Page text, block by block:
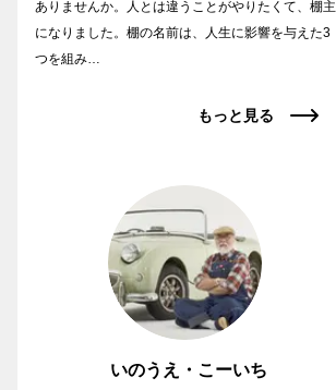
ありませんか。人とは違うことがやりたくて、棚主
になりました。棚の名前は、人生に影響を与えた3
つを組み…
もっと見る
いのうえ・こーいち